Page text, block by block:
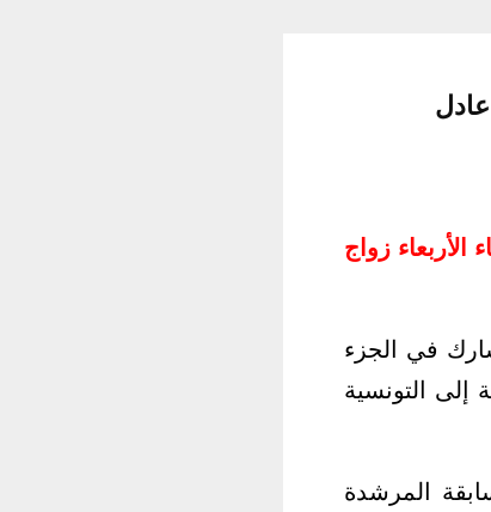
زواج
في الجزء
إلى التونسية
المرشدة